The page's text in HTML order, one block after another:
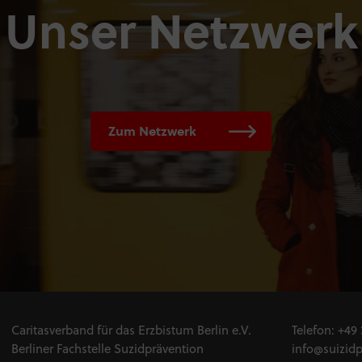
Unser Netzwerk
Zum Netzwerk
Caritasverband für das Erzbistum Berlin e.V.
Berliner Fachstelle Suzidprävention
Telefon: +49